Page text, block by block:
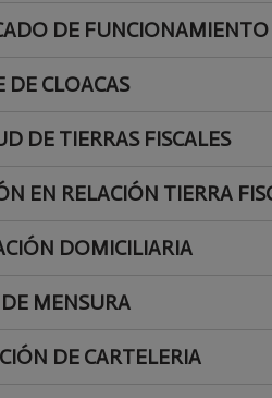
DE FUNCIONAMIENTO
DE CLOACAS
DE TIERRAS FISCALES
EN RELACIÓN TIERRA
DOMICILIARIA
MENSURA
DE CARTELERIA